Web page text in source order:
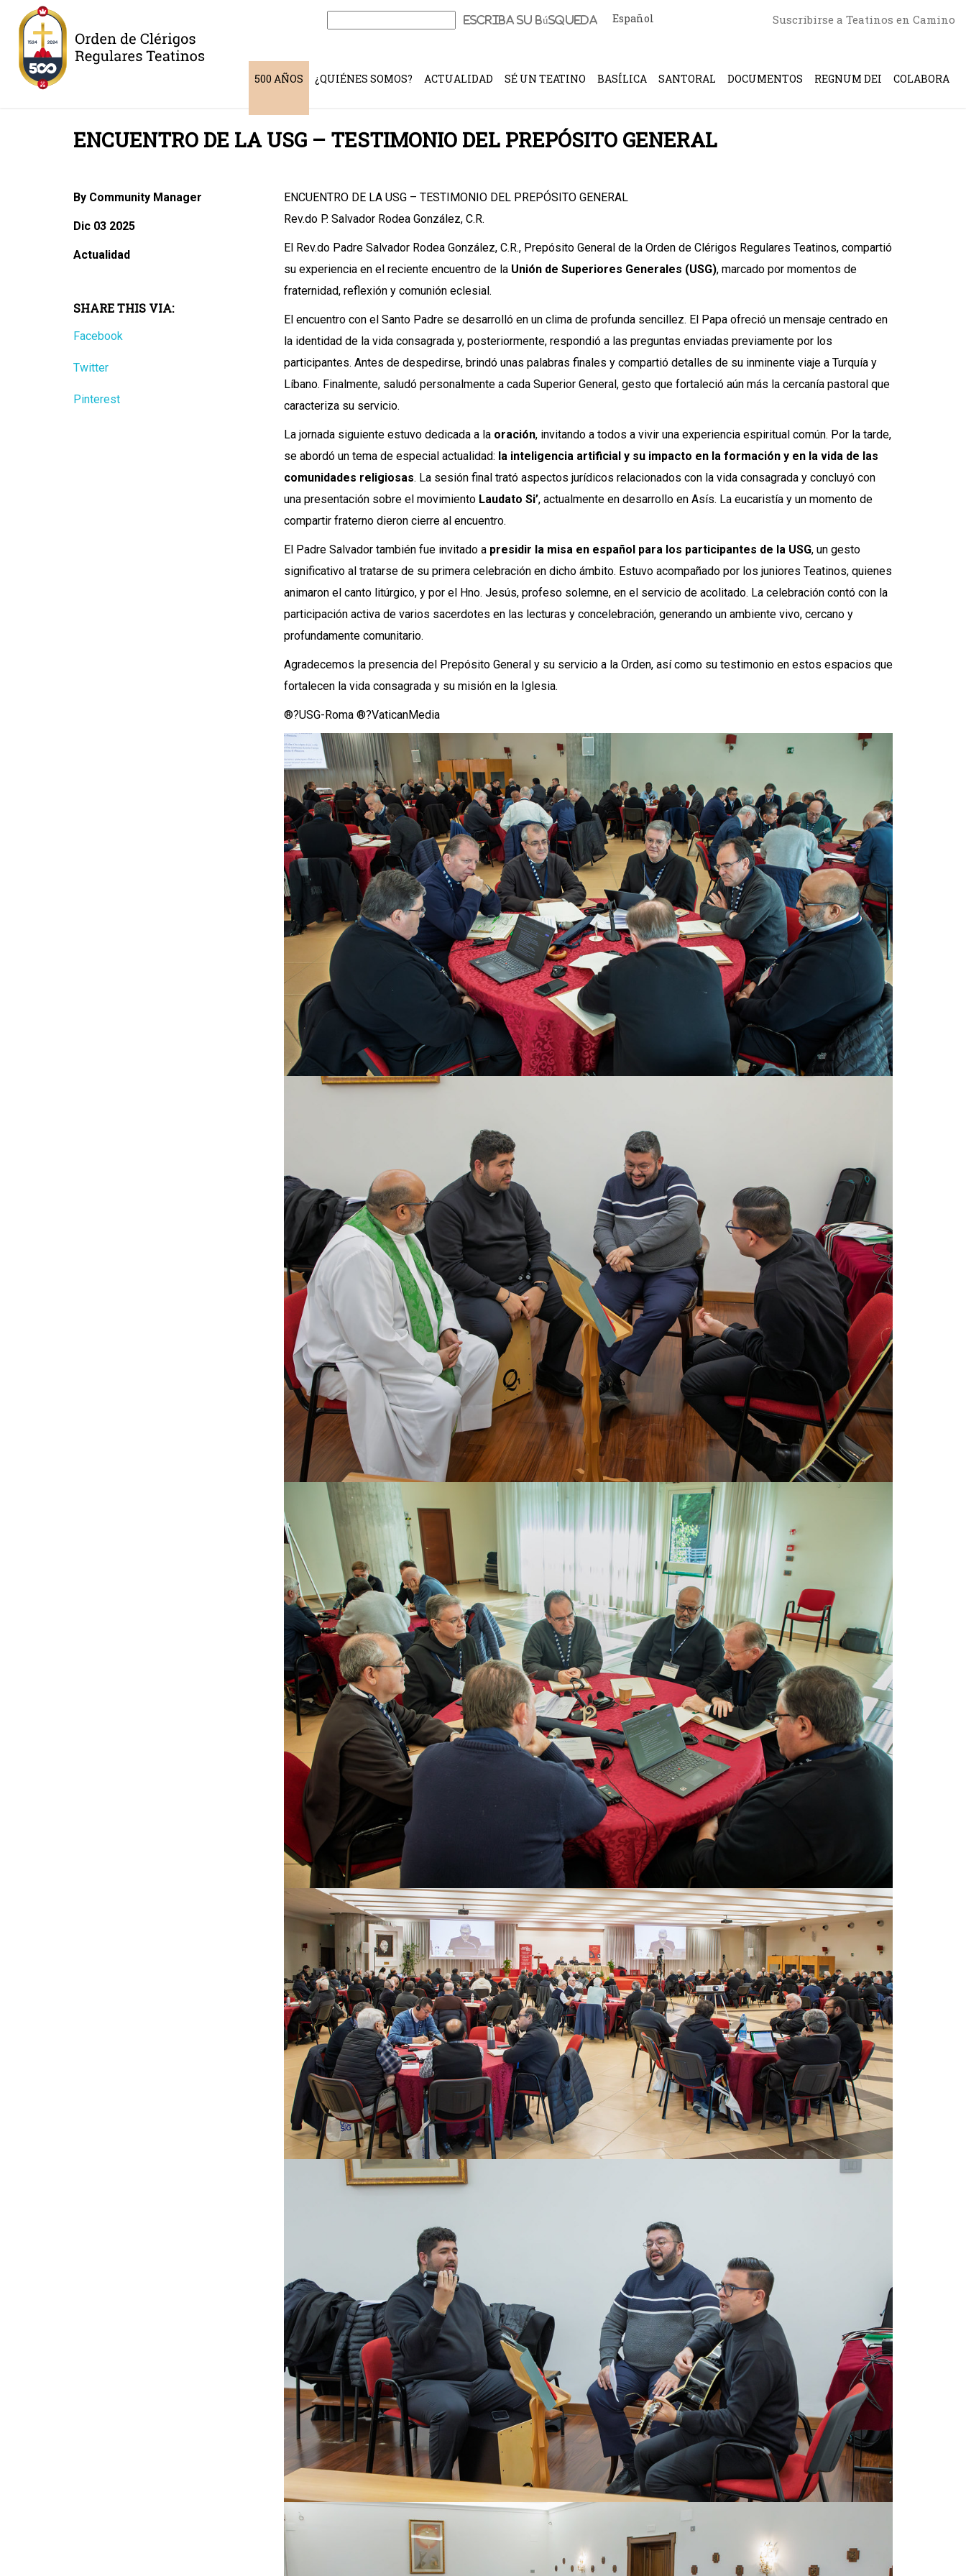
Buscar:
Español Suscribirse a Teatinos en Camino
500 AÑOS ¿QUIÉNES SOMOS? ACTUALIDAD SÉ UN TEATINO BASÍLICA SANTORAL DOCUMENTOS REGNUM DEI COLABORA
ENCUENTRO DE LA USG – TESTIMONIO DEL PREPÓSITO GENERAL
By Community Manager
Dic 03 2025
Actualidad
SHARE THIS VIA:
Facebook
Twitter
Pinterest
ENCUENTRO DE LA USG – TESTIMONIO DEL PREPÓSITO GENERAL
Rev.do P. Salvador Rodea González, C.R.
El Rev.do Padre Salvador Rodea González, C.R., Prepósito General de la Orden de Clérigos Regulares Teatinos, compartió
su experiencia en el reciente encuentro de la Unión de Superiores Generales (USG), marcado por momentos de
fraternidad, reflexión y comunión eclesial.
El encuentro con el Santo Padre se desarrolló en un clima de profunda sencillez. El Papa ofreció un mensaje centrado en
la identidad de la vida consagrada y, posteriormente, respondió a las preguntas enviadas previamente por los
participantes. Antes de despedirse, brindó unas palabras finales y compartió detalles de su inminente viaje a Turquía y
Líbano. Finalmente, saludó personalmente a cada Superior General, gesto que fortaleció aún más la cercanía pastoral que
caracteriza su servicio.
La jornada siguiente estuvo dedicada a la oración, invitando a todos a vivir una experiencia espiritual común. Por la tarde,
se abordó un tema de especial actualidad: la inteligencia artificial y su impacto en la formación y en la vida de las
comunidades religiosas. La sesión final trató aspectos jurídicos relacionados con la vida consagrada y concluyó con
una presentación sobre el movimiento Laudato Si’, actualmente en desarrollo en Asís. La eucaristía y un momento de
compartir fraterno dieron cierre al encuentro.
El Padre Salvador también fue invitado a presidir la misa en español para los participantes de la USG, un gesto
significativo al tratarse de su primera celebración en dicho ámbito. Estuvo acompañado por los juniores Teatinos, quienes
animaron el canto litúrgico, y por el Hno. Jesús, profeso solemne, en el servicio de acolitado. La celebración contó con la
participación activa de varios sacerdotes en las lecturas y concelebración, generando un ambiente vivo, cercano y
profundamente comunitario.
Agradecemos la presencia del Prepósito General y su servicio a la Orden, así como su testimonio en estos espacios que
fortalecen la vida consagrada y su misión en la Iglesia.
®?USG-Roma ®?VaticanMedia